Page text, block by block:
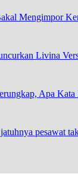
Mengimpor
Livina
Apa
pesawat